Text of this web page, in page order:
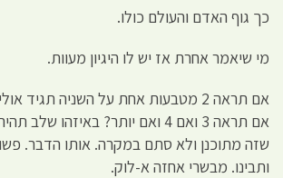
כך גוף האדם והעולם כולו.
מי שיאמר אחרת אז יש לו היגיון מעוות.
אם תראה 2 מטבעות אחת על השניה
אם תראה 3 ואם 4 ואם יותר? באיזהו
שזה מתוכנן ולא סתם במקרה. אותו הדבר.
ותבינו. מבשרי אחזה א-לוק.